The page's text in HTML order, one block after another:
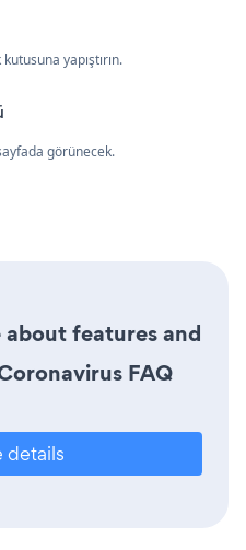
yapıştırın.
görünecek.
features and
FAQ
details